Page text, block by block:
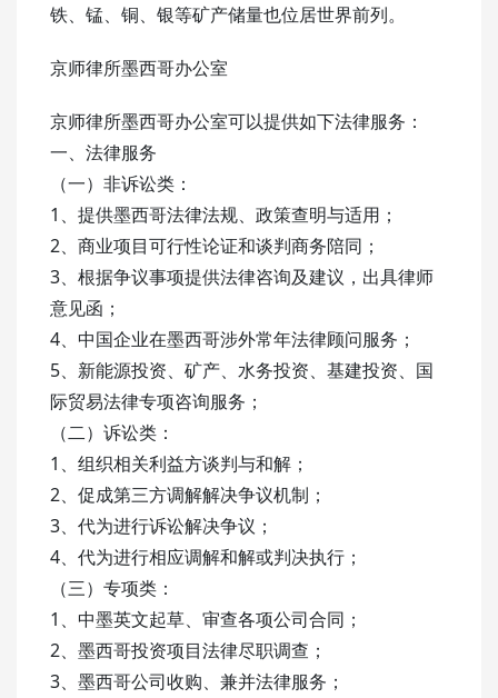
铁、锰、铜、银等矿产储量也位居世界前列。
京师律所墨西哥办公室
京师律所墨西哥办公室可以提供如下法律服务：
一、法律服务
（一）非诉讼类：
1、提供墨西哥法律法规、政策查明与适用；
2、商业项目可行性论证和谈判商务陪同；
3、根据争议事项提供法律咨询及建议，出具律师
意见函；
4、中国企业在墨西哥涉外常年法律顾问服务；
5、新能源投资、矿产、水务投资、基建投资、国
际贸易法律专项咨询服务；
（二）诉讼类：
1、组织相关利益方谈判与和解；
2、促成第三方调解解决争议机制；
3、代为进行诉讼解决争议；
4、代为进行相应调解和解或判决执行；
（三）专项类：
1、中墨英文起草、审查各项公司合同；
2、墨西哥投资项目法律尽职调查；
3、墨西哥公司收购、兼并法律服务；